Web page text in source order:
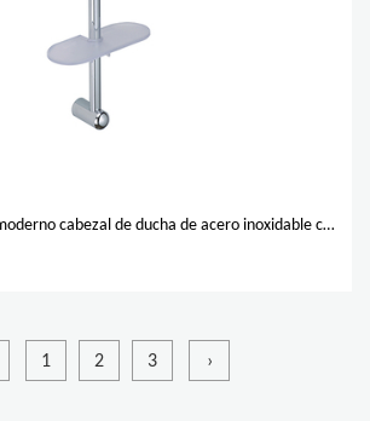
Proveedor de China moderno cabezal de ducha de acero inoxidable con barra deslizante
1 2 3 ›